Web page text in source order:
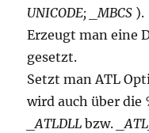
UNICODE; _MBCS ).
Erzeugt man eine
gesetzt.
Setzt man ATL
wird auch über die
_ATLDLL bzw.